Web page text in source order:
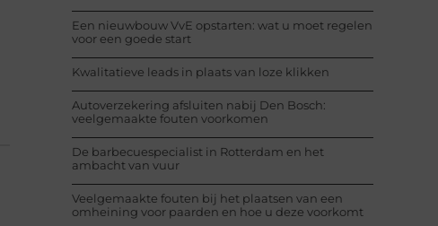
Een nieuwbouw VvE opstarten: wat u moet regelen
voor een goede start
Kwalitatieve leads in plaats van loze klikken
Autoverzekering afsluiten nabij Den Bosch:
veelgemaakte fouten voorkomen
De barbecuespecialist in Rotterdam en het
ambacht van vuur
Veelgemaakte fouten bij het plaatsen van een
omheining voor paarden en hoe u deze voorkomt